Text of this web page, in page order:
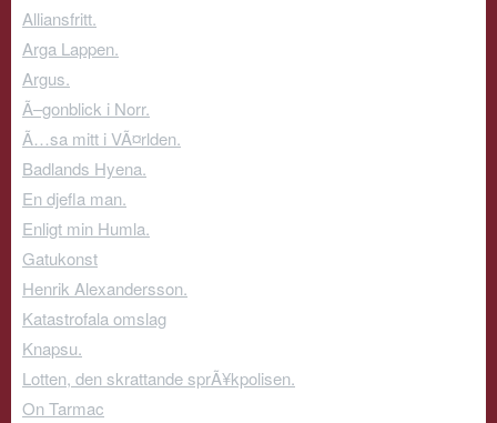
Alliansfritt.
Arga Lappen.
Argus.
Ã–gonblick i Norr.
Ã…sa mitt i VÃ¤rlden.
Badlands Hyena.
En djefla man.
Enligt min Humla.
Gatukonst
Henrik Alexandersson.
Katastrofala omslag
Knapsu.
Lotten, den skrattande sprÃ¥kpolisen.
On Tarmac